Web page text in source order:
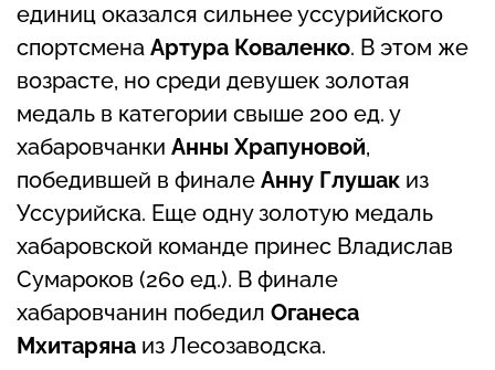
единиц оказался сильнее уссурийского
спортсмена Артура Коваленко. В этом же
возрасте, но среди девушек золотая
медаль в категории свыше 200 ед. у
хабаровчанки Анны Храпуновой,
победившей в финале Анну Глушак из
Уссурийска. Еще одну золотую медаль
хабаровской команде принес Владислав
Сумароков (260 ед.). В финале
хабаровчанин победил Оганеса
Мхитаряна из Лесозаводска.